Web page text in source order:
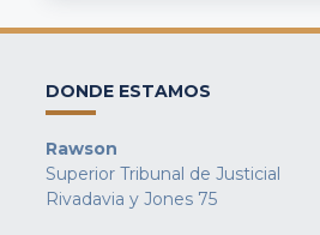
DONDE ESTAMOS
Rawson
Superior Tribunal de Justicial
Rivadavia y Jones 75